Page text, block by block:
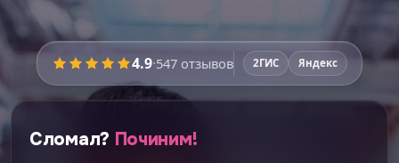
Время работы:
Перед ремонтом мастерпокажет запчасти
вживуюи расскажет про плюсы и минусы
Никаких этапов не пропустим:
4.9·547 отзывов 2ГИС Яндекс
Сломал? Починим!